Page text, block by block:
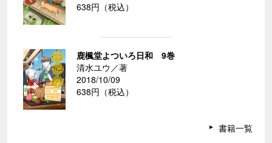
638円（税込）
鹿楓堂よついろ日和 9巻
清水ユウ／著
2018/10/09
638円（税込）
書籍一覧